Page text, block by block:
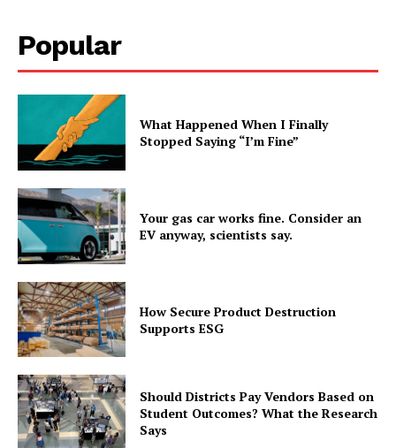
Popular
What Happened When I Finally
Stopped Saying “I’m Fine”
Your gas car works fine. Consider an
EV anyway, scientists say.
How Secure Product Destruction
Supports ESG
Should Districts Pay Vendors Based on
Student Outcomes? What the Research
Says